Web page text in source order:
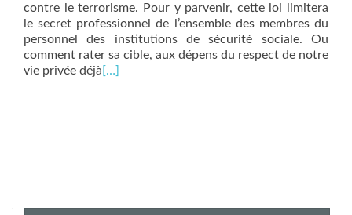
contre le terrorisme. Pour y parvenir, cette loi limitera
le secret professionnel de l’ensemble des membres du
personnel des institutions de sécurité sociale. Ou
comment rater sa cible, aux dépens du respect de notre
vie privée déjà […]
navigation